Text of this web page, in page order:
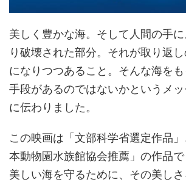
美しく豊かな海。そして人間の手
り破壊された部分。それが取り返
になりつつあること。そんな海をも
手段があるのではないかというメ
に伝わりました。
この映画は「文部科学省選定作品
本動物園水族館協会推薦」の作品で
美しい海を守るために、その美し